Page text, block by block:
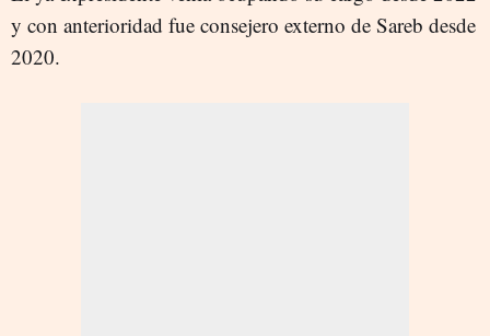
y con anterioridad fue consejero externo de Sareb desde
2020.